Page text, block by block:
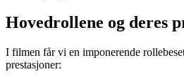
Hovedrollene og deres
I filmen får vi en imponerende
prestasjoner: